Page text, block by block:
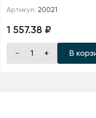
Артикул: 20021
1 557.38 ₽
В